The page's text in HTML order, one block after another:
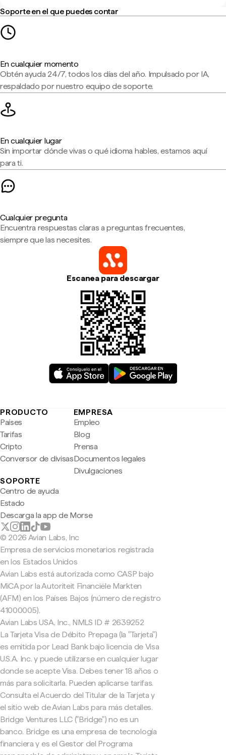
Soporte en el que puedes contar
En cualquier momento
Obtén ayuda 24/7, todos los días del año. Impulsado por IA,
respaldado por nuestro equipo de soporte.
En cualquier lugar
Sin importar dónde vivas o qué idioma hables, estamos aquí
para ti.
Cualquier pregunta
Encuentra respuestas claras a preguntas frecuentes,
siempre que las necesites.
Escanea para descargar
PRODUCTO
Países
Tarifas
Cripto
Conversor de divisas
EMPRESA
Empleo
Blog
Prensa
Documentos legales
Divulgaciones
SOPORTE
Centro de ayuda
Estado
Descarga la app de Morse
© 2026 Avian Labs, Inc
Empresa de servicios monetarios registrada
en los Estados Unidos
Avian Labs está autorizada como CASP bajo
MiCA por la Autoriteit Financiële Markten
(AFM) en los Países Bajos (número de registro
41000005).
Avian Labs USA, Inc., NMLS ID # 2639252
La Tarjeta Visa de Débito Prepaga (la "Tarjeta")
es emitida por Lead Bank bajo licencia de Visa
U.S.A. Inc. y puede utilizarse en cualquier lugar
donde se acepte Visa. Debes tener 18 años o
más para solicitarla. Pueden aplicarse tarifas.
Consulta el Acuerdo del Titular de la Tarjeta y
el sitio web de Avian Labs para más detalles.
Bridge Ventures LLC ("Bridge") no es un
banco. Bridge es una empresa de tecnología
financiera y es el Gestor del Programa